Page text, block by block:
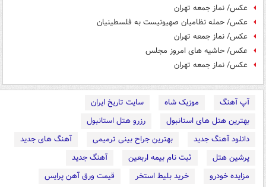
عکس/ نماز جمعه تهران
عکس/ حمله نظامیان صهیونیست به فلسطینیان
عکس/ نماز جمعه تهران
عکس/ حاشیه های امروز مجلس
عکس/ نماز جمعه تهران
آپ آهنگ موزیک شاه
سایت تاریخ ایران
بهترین هتل های استانبول
رزرو هتل استانبول
دانلود آهنگ جدید
بهترین جراح بینی ترمیمی
آهنگ های جدید
پرشین هتل
ثبت نام بیمه اربعین
آهنگ جدید
مزایده خودرو
خرید بلیط استخر
قیمت ورق آهن پرایس